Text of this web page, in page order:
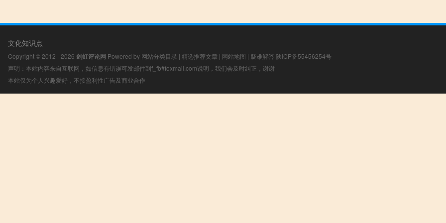
文化知识点
Copyright © 2012 - 2026 剑虹评论网 Powered by 网站分类目录 | 精选推荐文章 | 网站地图 | 疑难解答 陕ICP备55456254号
声明：本站内容来自互联网，如信息有错误可发邮件到f_fb#foxmail.com说明，我们会及时纠正，谢谢
本站仅为个人兴趣爱好，不接盈利性广告及商业合作